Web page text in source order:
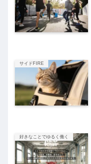
サイドFIRE
好きなことでゆるく働く